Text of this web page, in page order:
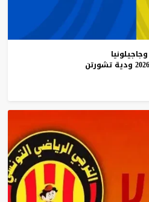
وجاجيلونيا
ودية تشورتن